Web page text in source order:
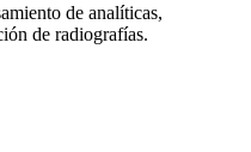
de analíticas,
de radiografías.